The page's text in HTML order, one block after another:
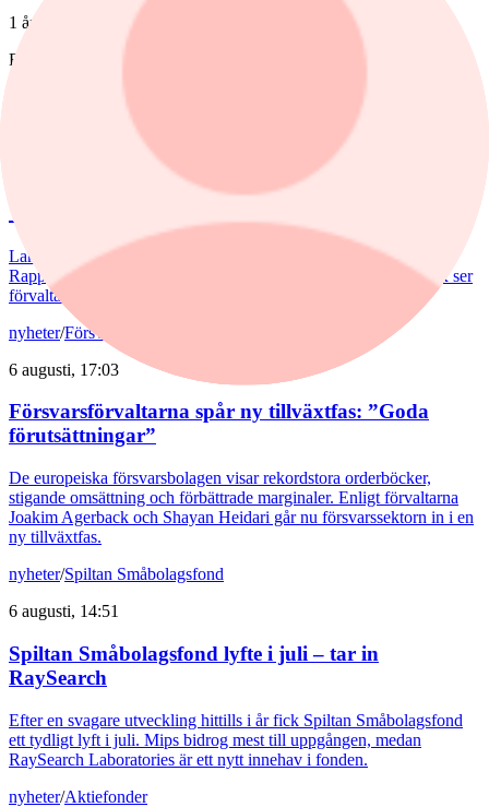
1 år
Fonder
Förvaltaren efter Troax rusning:
"Fortsatt stor potential"
Lancelot Sverige steg 8,6% i juli, mot 2,2% för jämförelseindex.
Rapportvinnarna Mips och Troax bidrog till uppgången. I Troax ser
förvaltaren Erik Bertilsson fortsatt stor potential.
nyheter/Försvarsbolag
6 augusti, 17:03
Försvarsförvaltarna spår ny tillväxtfas: ”Goda
förutsättningar”
De europeiska försvarsbolagen visar rekordstora orderböcker,
stigande omsättning och förbättrade marginaler. Enligt förvaltarna
Joakim Agerback och Shayan Heidari går nu försvarssektorn in i en
ny tillväxtfas.
nyheter/Spiltan Småbolagsfond
6 augusti, 14:51
Spiltan Småbolagsfond lyfte i juli – tar in
RaySearch
Efter en svagare utveckling hittills i år fick Spiltan Småbolagsfond
ett tydligt lyft i juli. Mips bidrog mest till uppgången, medan
RaySearch Laboratories är ett nytt innehav i fonden.
nyheter/Aktiefonder